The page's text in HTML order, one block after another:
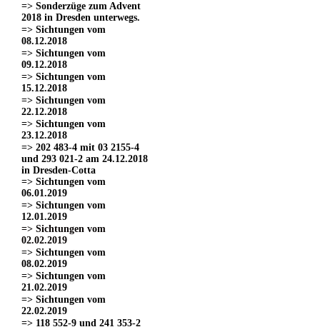
=> Sonderzüge zum Advent
2018 in Dresden unterwegs.
=> Sichtungen vom
08.12.2018
=> Sichtungen vom
09.12.2018
=> Sichtungen vom
15.12.2018
=> Sichtungen vom
22.12.2018
=> Sichtungen vom
23.12.2018
=> 202 483-4 mit 03 2155-4
und 293 021-2 am 24.12.2018
in Dresden-Cotta
=> Sichtungen vom
06.01.2019
=> Sichtungen vom
12.01.2019
=> Sichtungen vom
02.02.2019
=> Sichtungen vom
08.02.2019
=> Sichtungen vom
21.02.2019
=> Sichtungen vom
22.02.2019
=> 118 552-9 und 241 353-2